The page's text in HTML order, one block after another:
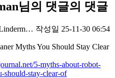
님의 댓글의 댓글
작성일 25-11-30 06:54
Myths You Should Stay Clear
5-myths-about-robot-
should-stay-clear-of